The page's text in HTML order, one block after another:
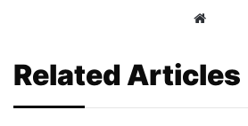
Website
Related Articles